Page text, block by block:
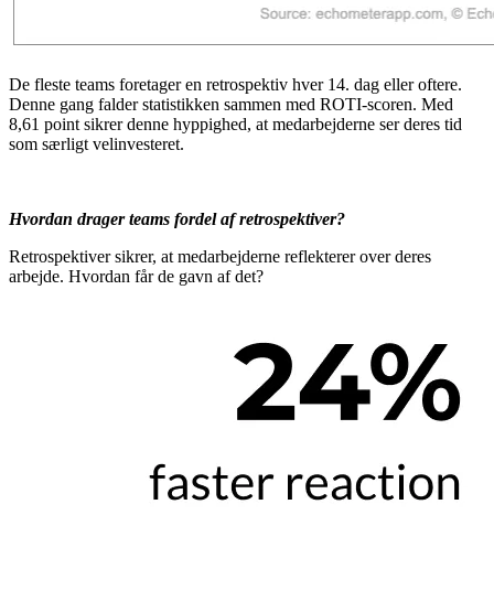
De fleste teams foretager en retrospektiv hver 14. dag eller oftere.
Denne gang falder statistikken sammen med ROTI-scoren. Med
8,61 point sikrer denne hyppighed, at medarbejderne ser deres tid
som særligt velinvesteret.
Hvordan drager teams fordel af retrospektiver?
Retrospektiver sikrer, at medarbejderne reflekterer over deres
arbejde. Hvordan får de gavn af det?